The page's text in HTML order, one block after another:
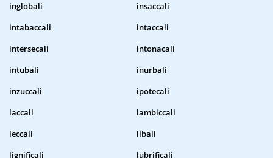
inglobali
insaccali
intabaccali
intaccali
intersecali
intonacali
intubali
inurbali
inzuccali
ipotecali
laccali
lambiccali
leccali
libali
lignificali
lubrificali